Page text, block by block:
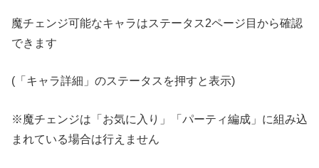
魔チェンジ可能なキャラはステータス2ページ目から確認
できます
(「キャラ詳細」のステータスを押すと表示)
※魔チェンジは「お気に入り」「パーティ編成」に組み込
まれている場合は行えません